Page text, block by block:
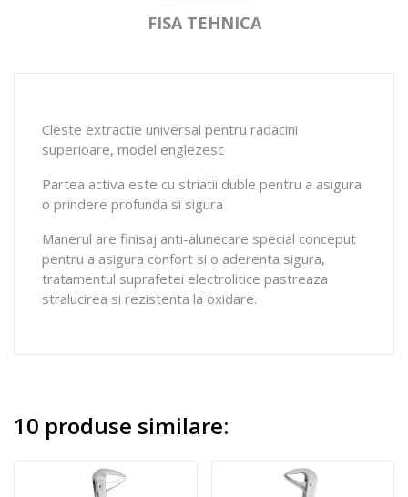
FISA TEHNICA
Cleste extractie universal pentru radacini
superioare, model englezesc
Partea activa este cu striatii duble pentru a asigura
o prindere profunda si sigura
Manerul are finisaj anti-alunecare special conceput
pentru a asigura confort si o aderenta sigura,
tratamentul suprafetei electrolitice pastreaza
stralucirea si rezistenta la oxidare.
10 produse similare: